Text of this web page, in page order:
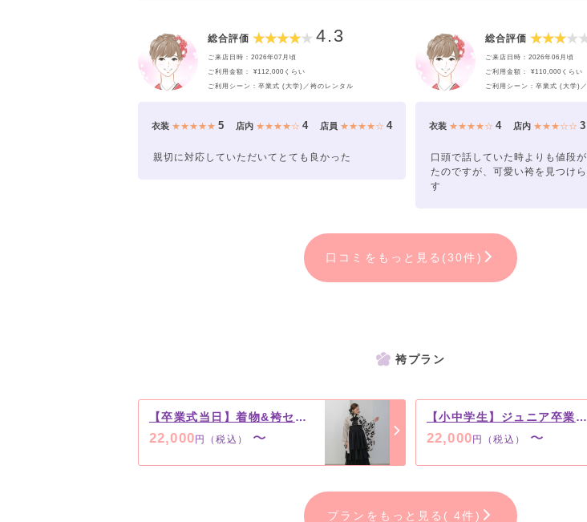
総合評価 4.3
ご来店日時：2026年07月頃
ご利用金額： ¥112,000くらい
ご利用シーン：卒業式 (大学)／袴のレンタル
衣装 ★★★★★5 店内 ★★★★☆ 4 店員 ★★★★☆ 4
親切に対応していただいてとても良かった
総合評価
ご来店日時：2026年06月頃
ご利用金額： ¥110,000くらい
ご利用シーン：卒業式 (大学)
衣装 ★★★★☆4 店内 ★★★☆☆ 3
口頭で話していた時よりも値段
たのですが、可愛い袴を見つけ
す
口コミをもっと見る(30件)
袴プラン
【卒業式当日】着物&袴セット レンタルプラン
22,000 円（税込） 〜
【小中学生】ジュニア卒業袴フルセット レンタルプラン
22,000 円（税込） 〜
プランをもっと見る( 4件)